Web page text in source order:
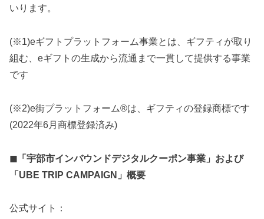
いります。
(※1)eギフトプラットフォーム事業とは、ギフティが取り
組む、eギフトの生成から流通まで一貫して提供する事業
です
(※2)e街プラットフォーム®は、ギフティの登録商標です
(2022年6月商標登録済み)
◼︎「宇部市インバウンドデジタルクーポン事業」および
「UBE TRIP CAMPAIGN」概要
公式サイト：